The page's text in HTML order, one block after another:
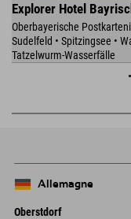
Explorer Hotel
Oberbayerische
Sudelfeld • Spitzingsee •
Tatzelwurm-Wasserfälle
Allemagne
Oberstdorf